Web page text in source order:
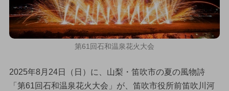
第61回石和温泉花火大会
2025年8月24日（日）に、山梨・笛吹市の夏の風物詩
「第61回石和温泉花火大会」が、笛吹市役所前笛吹川河